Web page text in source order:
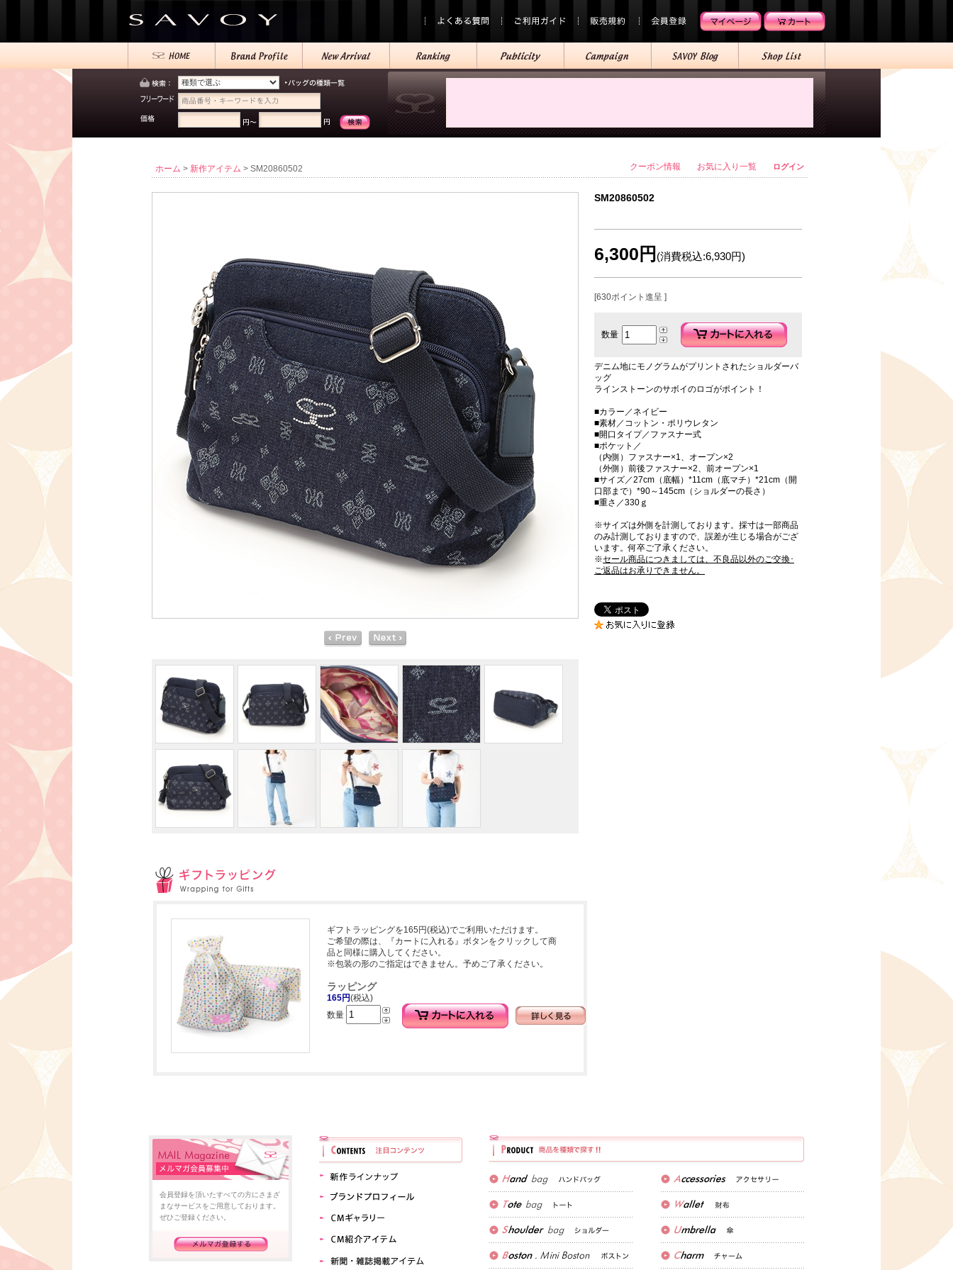
クーポン情報 お気に入り一覧 ログイン
ホーム > 新作アイテム > SM20860502
SM20860502
デニム地にモノグラムがプリントされたショルダーバ
ッグ
ラインストーンのサボイのロゴがポイント！
■カラー／ネイビー
■素材／コットン・ポリウレタン
■開口タイプ／ファスナー式
■ポケット／
（内側）ファスナー×1、オープン×2
（外側）前後ファスナー×2、前オープン×1
■サイズ／27cm（底幅）*11cm（底マチ）*21cm（開
口部まで）*90～145cm（ショルダーの長さ）
■重さ／330ｇ
※サイズは外側を計測しております。採寸は一部商品
のみ計測しておりますので、誤差が生じる場合がござ
います。何卒ご了承ください。
※セール商品につきましては、不良品以外のご交換･
ご返品はお承りできません。
6,300円 (消費税込:6,930円)
[630ポイント進呈 ]
数量
ギフトラッピングを165円(税込)でご利用いただけます。
ご希望の際は、『カートに入れる』ボタンをクリックして商
品と同様に購入してください。
※包装の形のご指定はできません。予めご了承ください。
ラッピング
165円(税込)
数量
会員登録を頂いたすべての方にさまざ
まなサービスをご用意しております。
ぜひご登録ください。